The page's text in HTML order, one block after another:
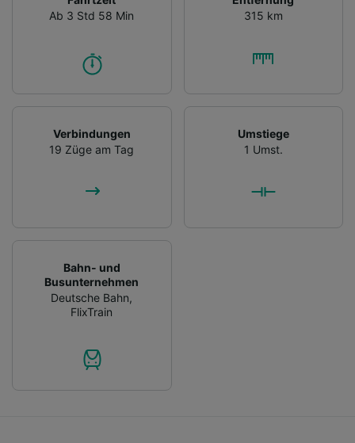
Ab 3 Std 58 Min
315 km
Verbindungen
19 Züge am Tag
Umstiege
1 Umst.
Bahn- und
Busunternehmen
Deutsche Bahn,
FlixTrain